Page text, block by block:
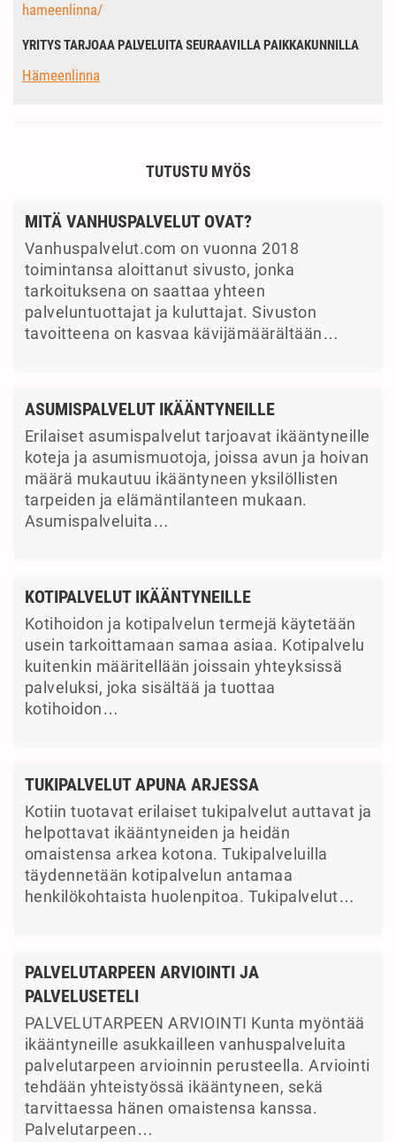
hameenlinna/
YRITYS TARJOAA PALVELUITA SEURAAVILLA PAIKKAKUNNILLA
Hämeenlinna
TUTUSTU MYÖS
MITÄ VANHUSPALVELUT OVAT?
Vanhuspalvelut.com on vuonna 2018
toimintansa aloittanut sivusto, jonka
tarkoituksena on saattaa yhteen
palveluntuottajat ja kuluttajat. Sivuston
tavoitteena on kasvaa kävijämäärältään…
ASUMISPALVELUT IKÄÄNTYNEILLE
Erilaiset asumispalvelut tarjoavat ikääntyneille
koteja ja asumismuotoja, joissa avun ja hoivan
määrä mukautuu ikääntyneen yksilöllisten
tarpeiden ja elämäntilanteen mukaan.
Asumispalveluita…
KOTIPALVELUT IKÄÄNTYNEILLE
Kotihoidon ja kotipalvelun termejä käytetään
usein tarkoittamaan samaa asiaa. Kotipalvelu
kuitenkin määritellään joissain yhteyksissä
palveluksi, joka sisältää ja tuottaa
kotihoidon…
TUKIPALVELUT APUNA ARJESSA
Kotiin tuotavat erilaiset tukipalvelut auttavat ja
helpottavat ikääntyneiden ja heidän
omaistensa arkea kotona. Tukipalveluilla
täydennetään kotipalvelun antamaa
henkilökohtaista huolenpitoa. Tukipalvelut…
PALVELUTARPEEN ARVIOINTI JA
PALVELUSETELI
PALVELUTARPEEN ARVIOINTI Kunta myöntää
ikääntyneille asukkailleen vanhuspalveluita
palvelutarpeen arvioinnin perusteella. Arviointi
tehdään yhteistyössä ikääntyneen, sekä
tarvittaessa hänen omaistensa kanssa.
Palvelutarpeen…